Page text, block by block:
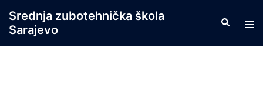
content
Srednja zubotehnička škola
Sarajevo
Search